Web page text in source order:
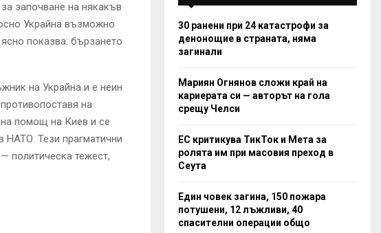
започване на някакъв
Украйна възможно
показва: бързането
на Украйна и е неин
на
помощ на Киев и се
НАТО. Тези прагматични
политическа тежест,
30 ранени при 24 катастрофи за
денонощие в страната, няма
загинали
Мариян Огнянов сложи край на
кариерата си — авторът на гола
срещу Челси
ЕС критикува ТикТок и Мета за
ролята им при масовия преход в
Сеута
Един човек загина, 150 пожара
потушени, 12 лъжливи, 40
спасителни операции общо